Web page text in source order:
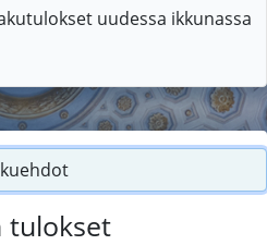
uudessa ikkunassa
tulokset